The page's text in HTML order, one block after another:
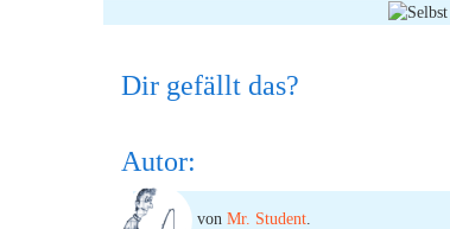
Dir gefällt das?
Autor:
von Mr. Student